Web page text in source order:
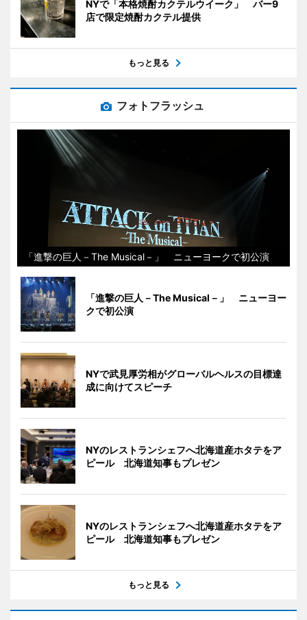
NYで「本格焼酎カクテルウイーク」 バー9
店で限定焼酎カクテル提供
もっと見る
フォトフラッシュ
「進撃の巨人－The Musical－」 ニューヨークで初公演
「進撃の巨人－The Musical－」 ニューヨー
クで初公演
NYで武見厚労相がグローバルヘルスの目標達
成に向けてスピーチ
NYのレストランシェフへ北海道産ホタテをア
ピール 北海道知事もプレゼン
NYのレストランシェフへ北海道産ホタテをア
ピール 北海道知事もプレゼン
もっと見る